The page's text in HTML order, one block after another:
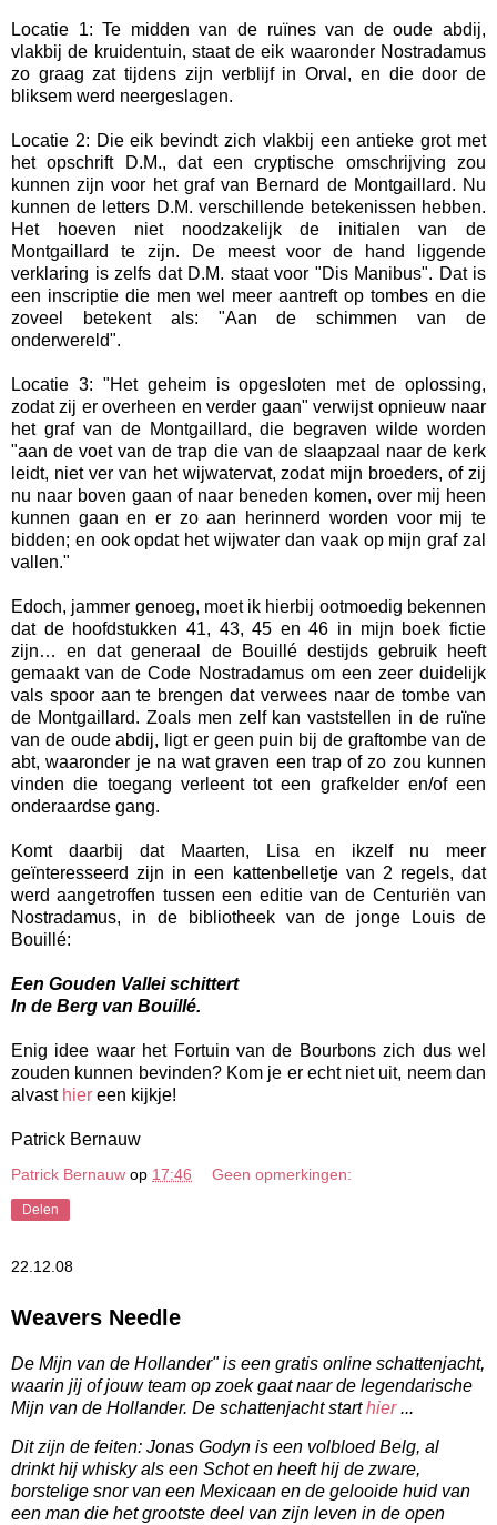
Locatie 1: Te midden van de ruïnes van de oude abdij,
vlakbij de kruidentuin, staat de eik waaronder Nostradamus
zo graag zat tijdens zijn verblijf in Orval, en die door de
bliksem werd neergeslagen.
Locatie 2: Die eik bevindt zich vlakbij een antieke grot met
het opschrift D.M., dat een cryptische omschrijving zou
kunnen zijn voor het graf van Bernard de Montgaillard. Nu
kunnen de letters D.M. verschillende betekenissen hebben.
Het hoeven niet noodzakelijk de initialen van de
Montgaillard te zijn. De meest voor de hand liggende
verklaring is zelfs dat D.M. staat voor "Dis Manibus". Dat is
een inscriptie die men wel meer aantreft op tombes en die
zoveel betekent als: "Aan de schimmen van de
onderwereld".
Locatie 3: "Het geheim is opgesloten met de oplossing,
zodat zij er overheen en verder gaan" verwijst opnieuw naar
het graf van de Montgaillard, die begraven wilde worden
"aan de voet van de trap die van de slaapzaal naar de kerk
leidt, niet ver van het wijwatervat, zodat mijn broeders, of zij
nu naar boven gaan of naar beneden komen, over mij heen
kunnen gaan en er zo aan herinnerd worden voor mij te
bidden; en ook opdat het wijwater dan vaak op mijn graf zal
vallen."
Edoch, jammer genoeg, moet ik hierbij ootmoedig bekennen
dat de hoofdstukken 41, 43, 45 en 46 in mijn boek fictie
zijn… en dat generaal de Bouillé destijds gebruik heeft
gemaakt van de Code Nostradamus om een zeer duidelijk
vals spoor aan te brengen dat verwees naar de tombe van
de Montgaillard. Zoals men zelf kan vaststellen in de ruïne
van de oude abdij, ligt er geen puin bij de graftombe van de
abt, waaronder je na wat graven een trap of zo zou kunnen
vinden die toegang verleent tot een grafkelder en/of een
onderaardse gang.
Komt daarbij dat Maarten, Lisa en ikzelf nu meer
geïnteresseerd zijn in een kattenbelletje van 2 regels, dat
werd aangetroffen tussen een editie van de Centuriën van
Nostradamus, in de bibliotheek van de jonge Louis de
Bouillé:
Een Gouden Vallei schittert
In de Berg van Bouillé.
Enig idee waar het Fortuin van de Bourbons zich dus wel
zouden kunnen bevinden? Kom je er echt niet uit, neem dan
alvast hier een kijkje!
Patrick Bernauw
Patrick Bernauw op 17:46 Geen opmerkingen:
Delen
22.12.08
Weavers Needle
De Mijn van de Hollander" is een gratis online schattenjacht,
waarin jij of jouw team op zoek gaat naar de legendarische
Mijn van de Hollander. De schattenjacht starthier...
Dit zijn de feiten: Jonas Godyn is een volbloed Belg, al
drinkt hij whisky als een Schot en heeft hij de zware,
borstelige snor van een Mexicaan en de gelooide huid van
een man die het grootste deel van zijn leven in de open